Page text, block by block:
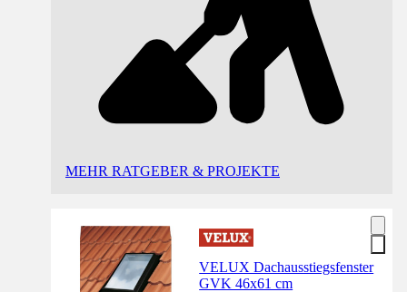
MEHR RATGEBER & PROJEKTE
VELUX Dachausstiegsfenster
GVK 46x61 cm